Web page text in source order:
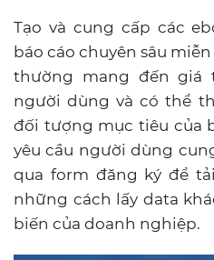
Tạo và cung cấp các
báo cáo chuyên sâu
thường mang đến giá
người dùng và có thể
đối tượng mục tiêu của
yêu cầu người dùng
qua form đăng ký để
những cách lấy data
biến của doanh nghiệp.